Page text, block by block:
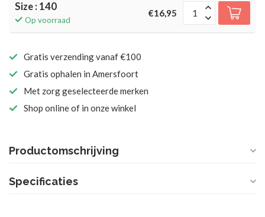
Size : 140
Op voorraad
€16,95
Gratis verzending vanaf €100
Gratis ophalen in Amersfoort
Met zorg geselecteerde merken
Shop online of in onze winkel
Productomschrijving
Specificaties